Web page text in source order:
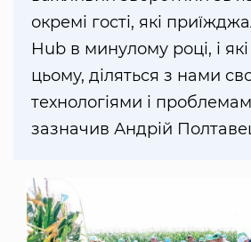
окремі гості, які
Hub в минулому році, і
цьому, діляться з нами
технологіями і
зазначив Андрій